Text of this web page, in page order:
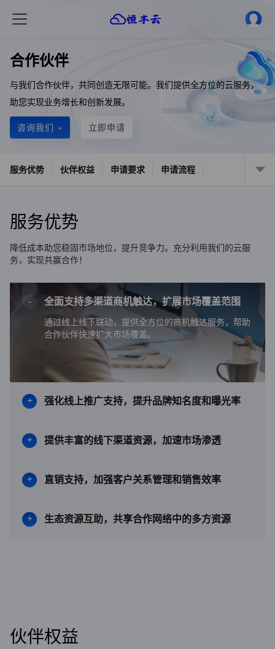
合作伙伴
与我们合作伙伴，共同创造无限可能。我们提供全方位的云服务，
助您实现业务增长和创新发展。
咨询我们 → 立即申请
服务优势 伙伴权益 申请要求 申请流程
服务优势
降低成本助您稳固市场地位，提升竞争力。充分利用我们的云服
务，实现共赢合作！
全面支持多渠道商机触达，扩展市场覆盖范围
通过线上线下联动，提供全方位的商机触达服务，帮助
合作伙伴快速扩大市场覆盖。
强化线上推广支持，提升品牌知名度和曝光率
提供丰富的线下渠道资源，加速市场渗透
直销支持，加强客户关系管理和销售效率
生态资源互助，共享合作网络中的多方资源
伙伴权益